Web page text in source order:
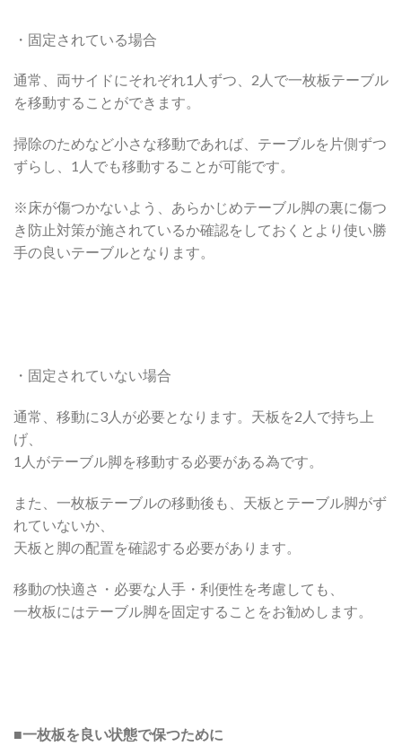
・固定されている場合
通常、両サイドにそれぞれ1人ずつ、2人で一枚板テーブル
を移動することができます。
掃除のためなど小さな移動であれば、テーブルを片側ずつ
ずらし、1人でも移動することが可能です。
※床が傷つかないよう、あらかじめテーブル脚の裏に傷つ
き防止対策が施されているか確認をしておくとより使い勝
手の良いテーブルとなります。
・固定されていない場合
通常、移動に3人が必要となります。天板を2人で持ち上
げ、
1人がテーブル脚を移動する必要がある為です。
また、一枚板テーブルの移動後も、天板とテーブル脚がず
れていないか、
天板と脚の配置を確認する必要があります。
移動の快適さ・必要な人手・利便性を考慮しても、
一枚板にはテーブル脚を固定することをお勧めします。
■一枚板を良い状態で保つために